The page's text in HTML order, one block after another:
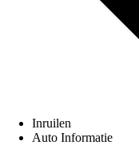
Inruilen
Auto Informatie